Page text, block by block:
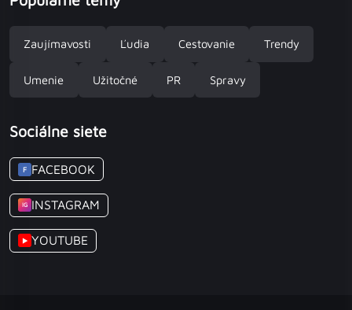
Zaujímavosti Ľudia Cestovanie Trendy
Umenie Užitočné PR Spravy
Sociálne siete
F FACEBOOK
IG INSTAGRAM
▶ YOUTUBE